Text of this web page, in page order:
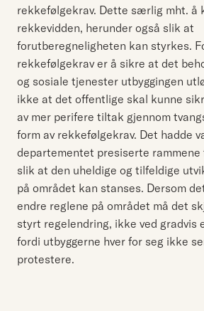
rekkefølgekrav. Dette særlig mht. å
rekkevidden, herunder også slik at
forutberegneligheten kan styrkes.
rekkefølgekrav er å sikre at det
og sosiale tjenester utbyggingen
ikke at det offentlige skal kunne
av mer perifere tiltak gjennom
form av rekkefølgekrav. Det hadde
departementet presiserte
slik at den uheldige og tilfeldige
på området kan stanses. Dersom
endre reglene på området må det
styrt regelendring, ikke ved gradvis
fordi utbyggerne hver for seg ikke
protestere.